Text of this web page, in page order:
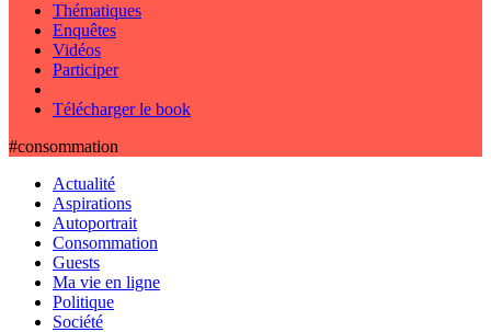
Thématiques
Enquêtes
Vidéos
Participer
Télécharger le book
#consommation
Actualité
Aspirations
Autoportrait
Consommation
Guests
Ma vie en ligne
Politique
Société